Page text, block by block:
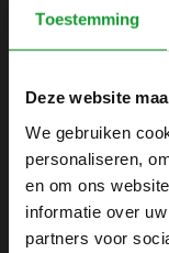
Toestemming
Deze website
We gebruiken
personaliseren,
en om ons
informatie over
partners voor